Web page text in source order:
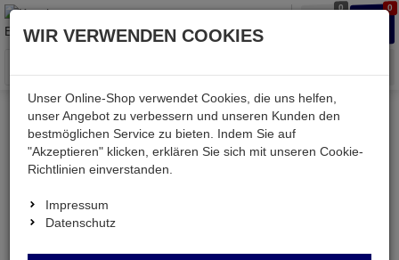
0 0
Menü
Kessler electronic Strom Netzteile Tischnetzteile
MF25 2,2K
WIR VERWENDEN COOKIES
Unser Online-Shop verwendet Cookies, die uns helfen,
unser Angebot zu verbessern und unseren Kunden den
bestmöglichen Service zu bieten. Indem Sie auf
"Akzeptieren" klicken, erklären Sie sich mit unseren Cookie-
Richtlinien einverstanden.
Impressum
Datenschutz